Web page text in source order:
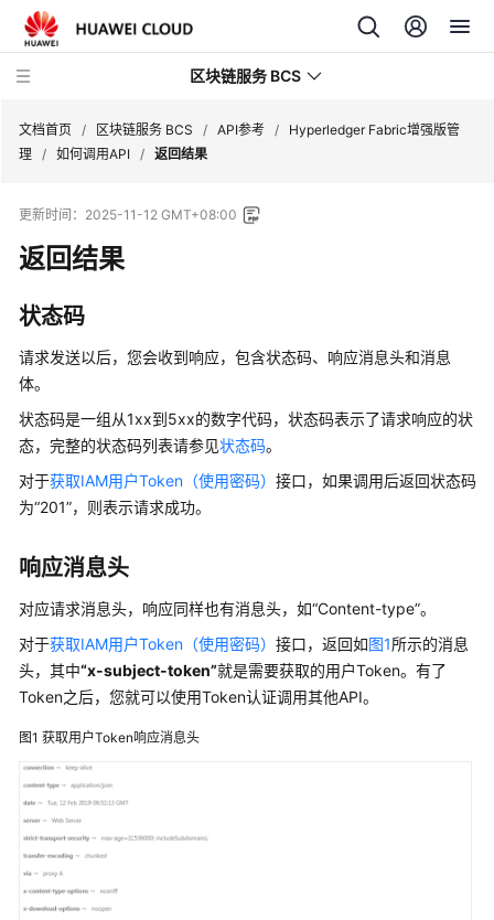
区块链服务 BCS
新
动
态
产
品
介
计
费
说
明
快
入
门
用
指
南
最
佳
践
文档首页 / 区块链服务 BCS / API参考 /
Hyperledger Fabric增强版管
理 / 如何调用API / 返回结果
更新时间： 2025-11-12 GMT+08:00
返回结果
状态码
请求发送以后，您会收到响应，包含状态码、响应消息头和消息
体。
状态码是一组从1xx到5xx的数字代码，状态码表示了请求响应的状
态，完整的状态码列表请参见状态码。
对于获取IAM用户Token（使用密码） 接口，如果调用后返回状态码
为“201”，则表示请求成功。
响应消息头
对应请求消息头，响应同样也有消息头，如“Content-type”。
对于获取IAM用户Token（使用密码） 接口，返回如图1所示的消息
头，其中“x-subject-token”就是需要获取的用户Token。有了
Token之后，您就可以使用Token认证调用其他API。
图1 获取用户Token响应消息头